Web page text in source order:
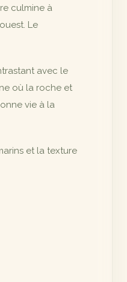
culmine à
Le
avec le
où la roche et
vie à la
et la texture